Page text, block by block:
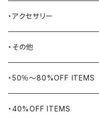
BELSTAFF
BIG BILL
WORKERS BIGDAY
BHADUR
ツールバッグ
・アクセサリー
バングル・ブレスレット
リング
ネックレス・ペンダント
・その他
ヴィンテージ
アウトドア用品
・50％〜80%OFF ITEMS
・40%OFF ITEMS